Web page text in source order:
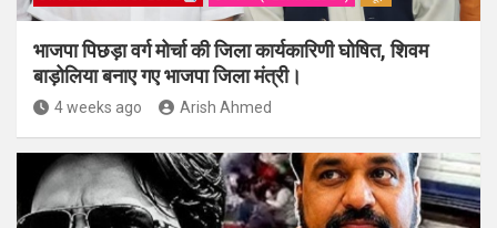
भाजपा पिछड़ा वर्ग मोर्चा की जिला कार्यकारिणी घोषित, शिवम
बाड़ोलिया बनाए गए भाजपा जिला मंत्री।
4 weeks ago Arish Ahmed